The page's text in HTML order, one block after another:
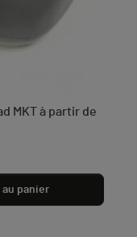
MKT à partir de
panier